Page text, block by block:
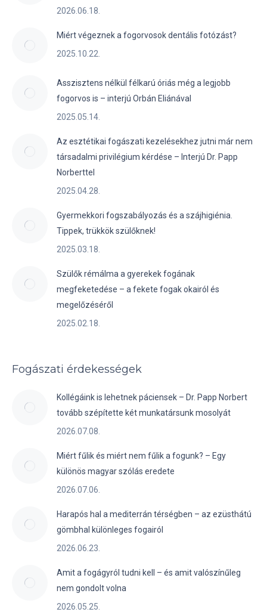
2026.06.18.
Miért végeznek a fogorvosok dentális fotózást?
2025.10.22.
Asszisztens nélkül félkarú óriás még a legjobb
fogorvos is – interjú Orbán Eliánával
2025.05.14.
Az esztétikai fogászati kezelésekhez jutni már nem
társadalmi privilégium kérdése – Interjú Dr. Papp
Norberttel
2025.04.28.
Gyermekkori fogszabályozás és a szájhigiénia.
Tippek, trükkök szülőknek!
2025.03.18.
Szülők rémálma a gyerekek fogának
megfeketedése – a fekete fogak okairól és
megelőzéséről
2025.02.18.
Fogászati érdekességek
Kollégáink is lehetnek páciensek – Dr. Papp Norbert
tovább szépítette két munkatársunk mosolyát
2026.07.08.
Miért fűlik és miért nem fűlik a fogunk? – Egy
különös magyar szólás eredete
2026.07.06.
Harapós hal a mediterrán térségben – az ezüsthátú
gömbhal különleges fogairól
2026.06.23.
Amit a fogágyról tudni kell – és amit valószínűleg
nem gondolt volna
2026.05.25.